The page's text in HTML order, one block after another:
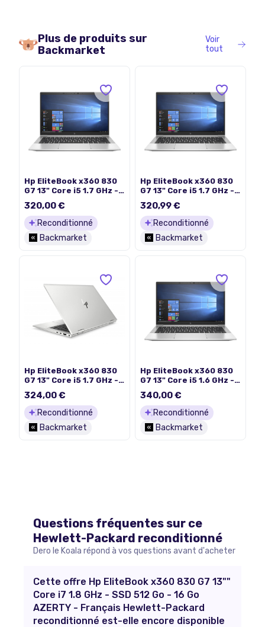
Plus de produits sur
Backmarket
Voir
tout
Hp EliteBook x360 830
G7 13" Core i5 1.7 GHz -
QWERTY - Anglais
320,00 €
Reconditionné
Backmarket
Hp EliteBook x360 830
G7 13" Core i5 1.7 GHz -
AZERTY - Français
320,99 €
Reconditionné
Backmarket
Hp EliteBook x360 830
G7 13" Core i5 1.7 GHz -
AZERTY - Français
324,00 €
Reconditionné
Backmarket
Hp EliteBook x360 830
G7 13" Core i5 1.6 GHz -
QWERTY - Anglais
340,00 €
Reconditionné
Backmarket
Questions fréquentes sur ce
Hewlett-Packard reconditionné
Dero le Koala répond à vos questions avant d'acheter
Cette offre Hp EliteBook x360 830 G7 13""
Core i7 1.8 GHz - SSD 512 Go - 16 Go
AZERTY - Français Hewlett-Packard
reconditionné est-elle encore disponible